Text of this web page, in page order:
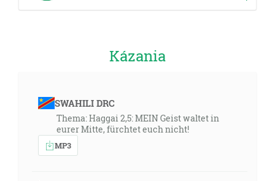
Kázania
SWAHILI DRC
Thema: Haggai 2,5: MEIN Geist waltet in
eurer Mitte, fürchtet euch nicht!
MP3